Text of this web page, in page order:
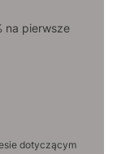
na pierwsze
dotyczącym